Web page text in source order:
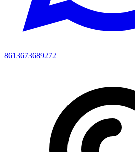
8613673689272